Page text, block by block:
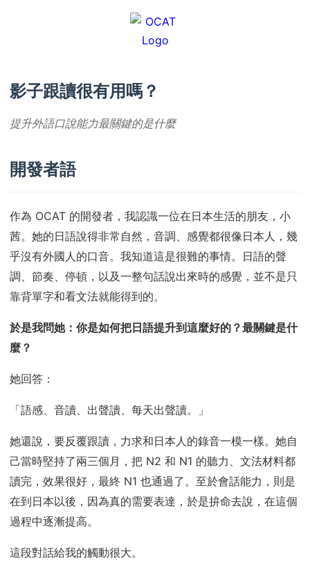
影子跟讀很有用嗎？
提升外語口說能力最關鍵的是什麼
開發者語
作為 OCAT 的開發者，我認識一位在日本生活的朋友，小
茜。她的日語說得非常自然，音調、感覺都很像日本人，幾
乎沒有外國人的口音。我知道這是很難的事情。日語的聲
調、節奏、停頓，以及一整句話說出來時的感覺，並不是只
靠背單字和看文法就能得到的。
於是我問她：你是如何把日語提升到這麼好的？最關鍵是什
麼？
她回答：
「語感、音讀、出聲讀、每天出聲讀。」
她還說，要反覆跟讀，力求和日本人的錄音一模一樣。她自
己當時堅持了兩三個月，把 N2 和 N1 的聽力、文法材料都
讀完，效果很好，最終 N1 也通過了。至於會話能力，則是
在到日本以後，因為真的需要表達，於是拚命去說，在這個
過程中逐漸提高。
這段對話給我的觸動很大。